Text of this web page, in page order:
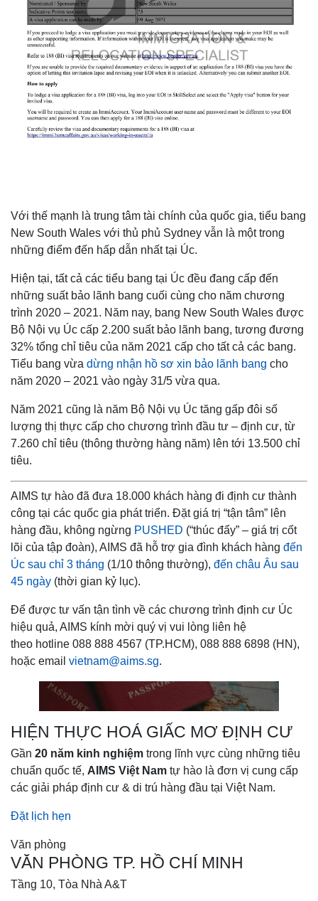
Với thế mạnh là trung tâm tài chính của quốc gia, tiểu bang
New South Wales với thủ phủ Sydney vẫn là một trong
những điểm đến hấp dẫn nhất tại Úc.
Hiện tại, tất cả các tiểu bang tại Úc đều đang cấp đến
những suất bảo lãnh bang cuối cùng cho năm chương
trình 2020 – 2021. Năm nay, bang New South Wales được
Bộ Nội vụ Úc cấp 2.200 suất bảo lãnh bang, tương đương
32% tổng chỉ tiêu của năm 2021 cấp cho tất cả các bang.
Tiểu bang vừa dừng nhận hồ sơ xin bảo lãnh bang cho
năm 2020 – 2021 vào ngày 31/5 vừa qua.
Năm 2021 cũng là năm Bộ Nội vụ Úc tăng gấp đôi số
lượng thị thực cấp cho chương trình đầu tư – định cư, từ
7.260 chỉ tiêu (thông thường hàng năm) lên tới 13.500 chỉ
tiêu.
AIMS tự hào đã đưa 18.000 khách hàng đi định cư thành
công tại các quốc gia phát triển. Đặt giá trị “tận tâm” lên
hàng đầu, không ngừng PUSHED (“thúc đẩy” – giá trị cốt
lõi của tập đoàn), AIMS đã hỗ trợ gia đình khách hàng đến
Úc sau chỉ 3 tháng (1/10 thông thường), đến châu Âu sau
45 ngày (thời gian kỷ lục).
Để được tư vấn tận tình về các chương trình định cư Úc
hiệu quả, AIMS kính mời quý vị vui lòng liên hệ
theo hotline 088 888 4567 (TP.HCM), 088 888 6898 (HN),
hoặc email vietnam@aims.sg.
HIỆN THỰC HOÁ GIẤC MƠ ĐỊNH CƯ
Gần 20 năm kinh nghiệm trong lĩnh vực cùng những tiêu
chuẩn quốc tế, AIMS Việt Nam tự hào là đơn vị cung cấp
các giải pháp định cư & di trú hàng đầu tại Việt Nam.
Đặt lịch hẹn
Văn phòng
VĂN PHÒNG TP. HỒ CHÍ MINH
Tầng 10, Tòa Nhà A&T